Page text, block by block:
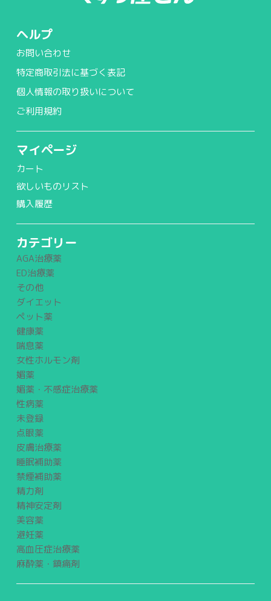
ヘルプ
お問い合わせ
特定商取引法に基づく表記
個人情報の取り扱いについて
ご利用規約
マイページ
カート
欲しいものリスト
購入履歴
カテゴリー
AGA治療薬
ED治療薬
その他
ダイエット
ペット薬
健康薬
喘息薬
女性ホルモン剤
媚薬
媚薬・不感症治療薬
性病薬
未登録
点眼薬
皮膚治療薬
睡眠補助薬
禁煙補助薬
精力剤
精神安定剤
美容薬
避妊薬
高血圧症治療薬
麻酔薬・鎮痛剤